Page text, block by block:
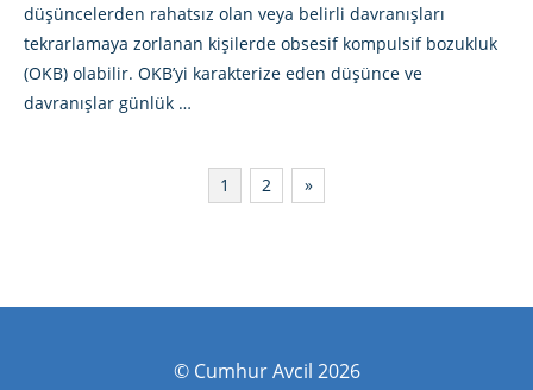
düşüncelerden rahatsız olan veya belirli davranışları
tekrarlamaya zorlanan kişilerde obsesif kompulsif bozukluk
(OKB) olabilir. OKB’yi karakterize eden düşünce ve
davranışlar günlük …
1 2 »
© Cumhur Avcil 2026